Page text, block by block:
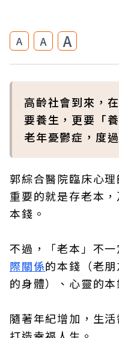
A A A
高齡社會到來，
要養生，更要「
老年憂鬱症，度
郭綜合醫院臨床心
重要的就是存老本
本錢。
不過，「老本」不
際關係的本錢（老
的身體）、心靈的
隨著年紀增加，生